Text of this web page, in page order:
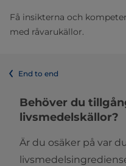
Få insikterna och
med råvarukällor.
End to end
Behöver du
livsmedelskällor?
Är du osäker på var